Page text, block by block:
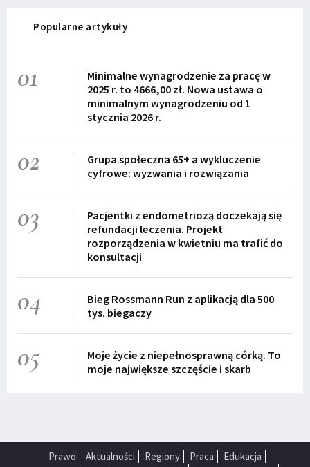
Popularne artykuły
01
Minimalne wynagrodzenie za pracę w
2025 r. to 4666,00 zł. Nowa ustawa o
minimalnym wynagrodzeniu od 1
stycznia 2026 r.
02
Grupa społeczna 65+ a wykluczenie
cyfrowe: wyzwania i rozwiązania
03
Pacjentki z endometriozą doczekają się
refundacji leczenia. Projekt
rozporządzenia w kwietniu ma trafić do
konsultacji
04
Bieg Rossmann Run z aplikacją dla 500
tys. biegaczy
05
Moje życie z niepełnosprawną córką. To
moje największe szczęście i skarb
Prawo Aktualności Regiony Praca
Edukacja